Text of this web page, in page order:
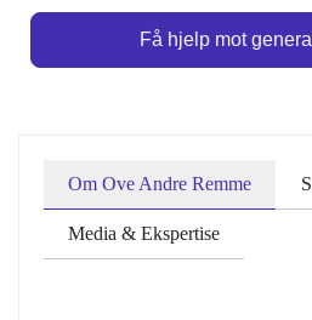
Få hjelp mot
Om Ove Andre Remme
Media & Ekspertise